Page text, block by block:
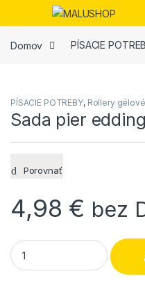
Skip to navigation
Skip to content
Domov PÍSACIE
PÍSACIE POTREBY, Rollery gélové
Sada pier
Porovnať
4,98 € bez
Sada pier edding 2185 /5 ks